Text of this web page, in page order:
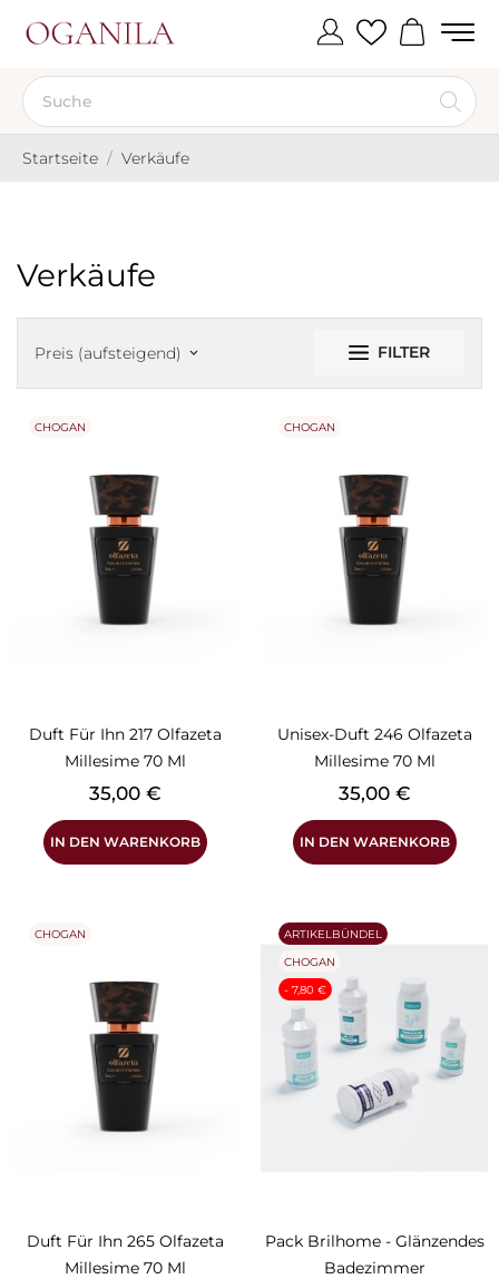
Startseite Verkäufe
Verkäufe
Preis (aufsteigend) keyboard_arrow_down FILTER
Duft Für Ihn 217 Olfazeta
Millesime 70 Ml
Preis
35,00 €
IN DEN WARENKORB
CHOGAN
Unisex-Duft 246 Olfazeta
Millesime 70 Ml
Preis
35,00 €
IN DEN WARENKORB
CHOGAN
Duft Für Ihn 265 Olfazeta
Millesime 70 Ml
CHOGAN
Pack Brilhome - Glänzendes
Badezimmer
ARTIKELBÜNDEL
CHOGAN
- 7,80 €